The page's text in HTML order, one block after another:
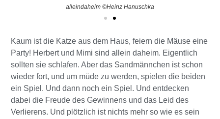
alleindaheim ©Heinz Hanuschka
Kaum ist die Katze aus dem Haus, feiern die Mäuse eine
Party! Herbert und Mimi sind allein daheim. Eigentlich
sollten sie schlafen. Aber das Sandmännchen ist schon
wieder fort, und um müde zu werden, spielen die beiden
ein Spiel. Und dann noch ein Spiel. Und entdecken
dabei die Freude des Gewinnens und das Leid des
Verlierens. Und plötzlich ist nichts mehr so wie es sein